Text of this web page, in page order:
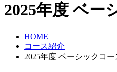
2025年度 ベー
HOME
コース紹介
2025年度 ベーシックコ